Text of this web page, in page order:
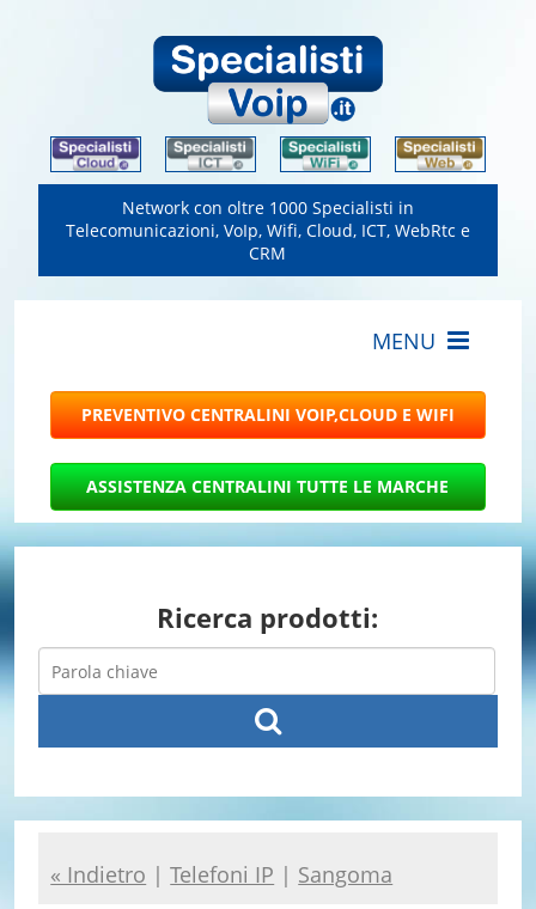
Network con oltre 1000 Specialisti in
Telecomunicazioni, VoIp, Wifi, Cloud, ICT, WebRtc e
CRM
Ricerca prodotti:
« Indietro |Telefoni IP | Sangoma